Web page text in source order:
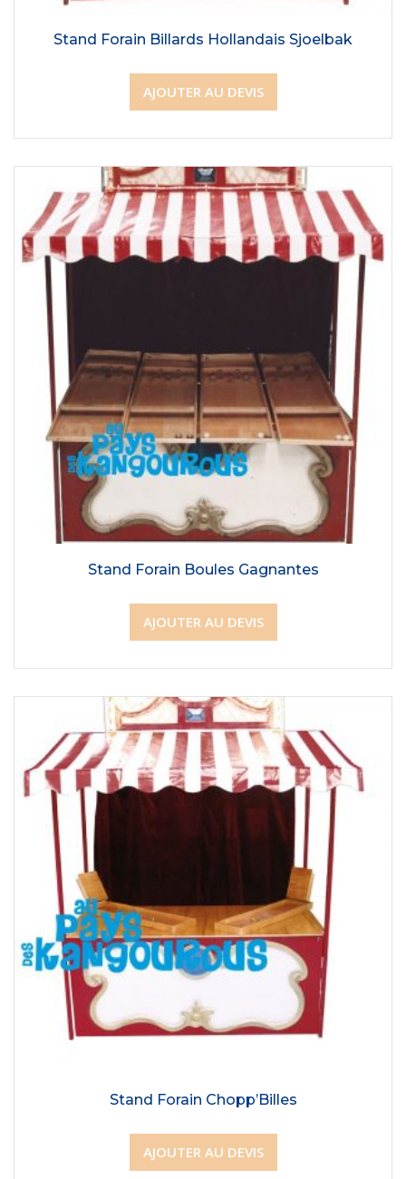
Stand Forain Billards Hollandais Sjoelbak
AJOUTER AU DEVIS
Stand Forain Boules Gagnantes
AJOUTER AU DEVIS
Stand Forain Chopp’Billes
AJOUTER AU DEVIS